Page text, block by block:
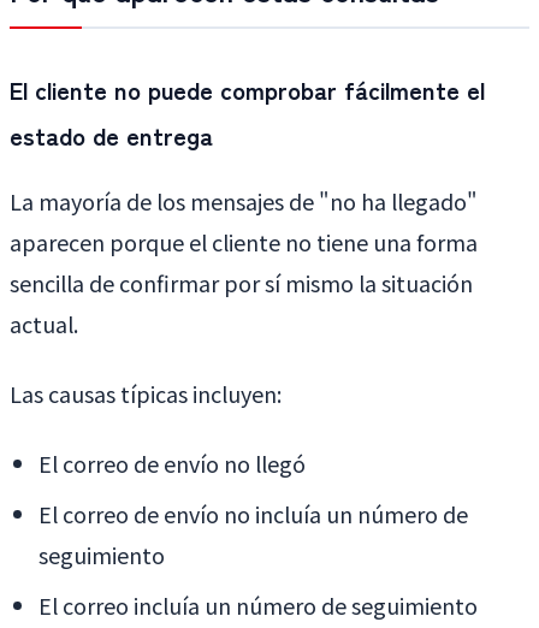
El cliente no puede comprobar fácilmente el
estado de entrega
La mayoría de los mensajes de "no ha llegado"
aparecen porque el cliente no tiene una forma
sencilla de confirmar por sí mismo la situación
actual.
Las causas típicas incluyen:
El correo de envío no llegó
El correo de envío no incluía un número de
seguimiento
El correo incluía un número de seguimiento